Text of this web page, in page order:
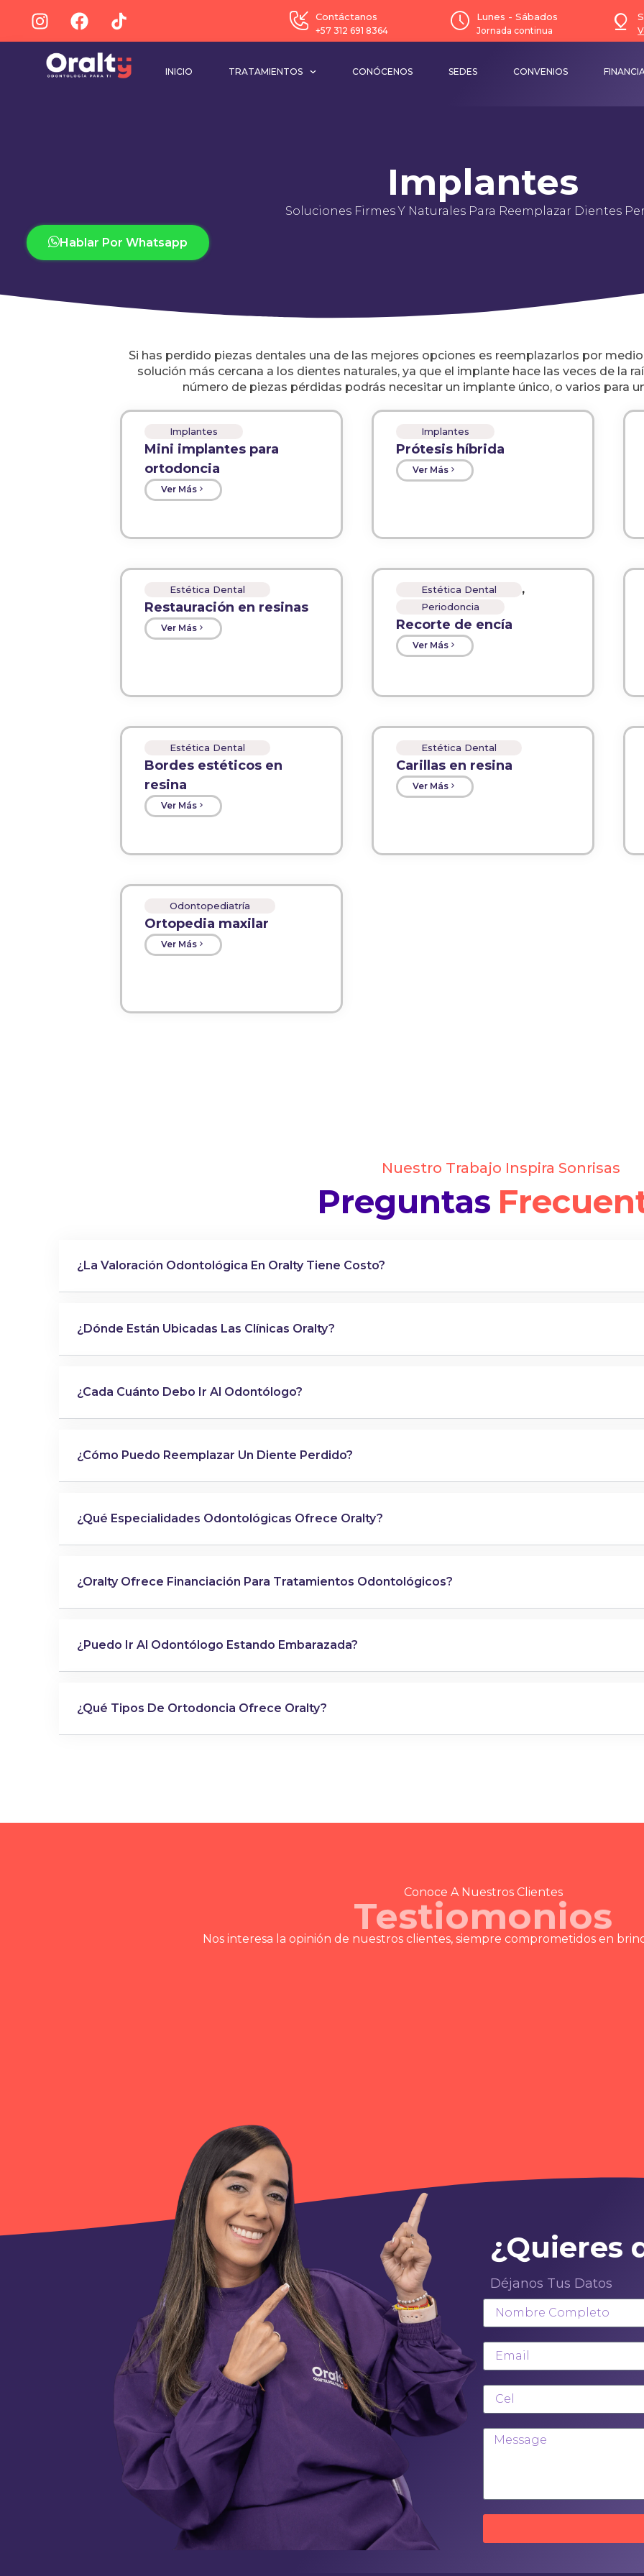
Contáctanos
+57 312 691 8364
Lunes - Sábados
Jornada continua
INICIO TRATAMIENTOS CONÓCENOS SEDES CONVENIOS
Implantes
Soluciones Firmes Y Naturales Para Reemplazar Dientes
Hablar Por Whatsapp
Si has perdido piezas dentales una de las mejores opciones es reemplazarlos por
solución más cercana a los dientes naturales, ya que el implante hace las veces de la
número de piezas pérdidas podrás necesitar un implante único, o varios para
Implantes
Mini implantes para
ortodoncia
Ver Más
Implantes
Prótesis híbrida
Ver Más
Estética Dental
Restauración en resinas
Ver Más
Estética Dental ,
Periodoncia
Recorte de encía
Ver Más
Estética Dental
Bordes estéticos en
resina
Ver Más
Estética Dental
Carillas en resina
Ver Más
Odontopediatría
Ortopedia maxilar
Ver Más
Nuestro Trabajo Inspira Sonrisas
Preguntas
¿La Valoración Odontológica En Oralty Tiene Costo?
¿Dónde Están Ubicadas Las Clínicas Oralty?
¿Cada Cuánto Debo Ir Al Odontólogo?
¿Cómo Puedo Reemplazar Un Diente Perdido?
¿Qué Especialidades Odontológicas Ofrece Oralty?
¿Oralty Ofrece Financiación Para Tratamientos Odontológicos?
¿Puedo Ir Al Odontólogo Estando Embarazada?
¿Qué Tipos De Ortodoncia Ofrece Oralty?
Conoce A Nuestros Clientes
Testiomonios
Nos interesa la opinión de nuestros clientes, siempre comprometidos en
¿Quieres
Déjanos Tus Datos